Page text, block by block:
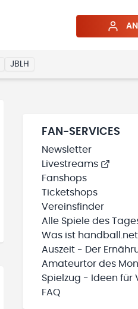
JBLH
FAN-SERVICES
Newsletter
Livestreams
Fanshops
Ticketshops
Vereinsfinder
Alle Spiele des
Was ist
Auszeit - Der
Amateurtor des
Spielzug - Ideen für
FAQ